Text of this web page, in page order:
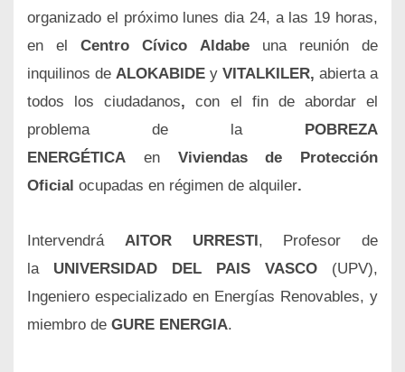
organizado el próximo lunes dia 24, a las 19 horas,
en elCentro Cívico Aldabeuna reunión de
inquilinos de ALOKABIDE y VITALKILER, abierta a
todos los ciudadanos, con el fin de abordar el
problema de la POBREZA
ENERGÉTICA en Viviendas de Protección
Oficial ocupadas en régimen de alquiler.
Intervendrá AITOR URRESTI, Profesor de
la UNIVERSIDAD DEL PAIS VASCO (UPV),
Ingeniero especializado en Energías Renovables, y
miembro de GURE ENERGIA.